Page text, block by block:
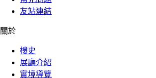
友站連結
關於
樓史
展廳介紹
實境導覽